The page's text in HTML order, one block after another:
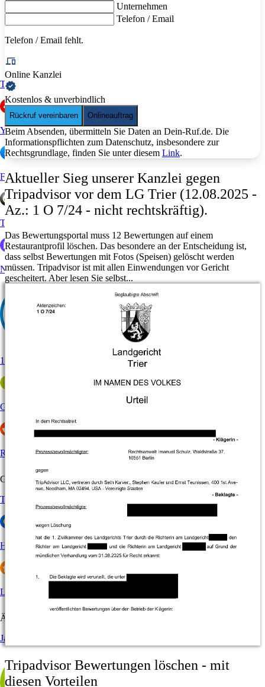
Trustpilot
Yelp
Facebook
Trustedshops
Nicelocal
11880
Golocal
Reddit
Gastronomie & Hotels
Tripadvisor
HolidayCheck
Lieferando
Ärzte
Jameda
Unternehmen
Telefon / Email
Telefon / Email fehlt.
Online Kanzlei
Kostenlos & unverbindlich
Rückruf vereinbaren Onlineauftrag
Beim Absenden, übermitteln Sie Daten an Dein-Ruf.de. Die
Informationspflichten zum Datenschutz, insbesondere zur
Rechtsgrundlage, finden Sie unter diesem Link.
Aktueller Sieg unserer Kanzlei gegen
Tripadvisor vor dem LG Trier (12.08.2025 -
Az.: 1 O 7/24 - nicht rechtskräftig).
Das Bewertungsportal muss 12 Bewertungen auf einem
Restaurantprofil löschen. Das besondere an der Entscheidung ist,
dass selbst Bewertungen mit Fotos (Speisen) gelöscht werden
müssen. Tripadvisor ist mit allen Einwendungen vor Gericht
gescheitert. Aber lesen Sie selbst...
Tripadvisor Bewertungen löschen - mit
diesen Vorteilen